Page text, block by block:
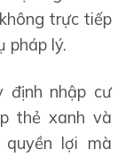
trực tiếp
pháp lý.
định nhập cư
thẻ xanh và
lợi mà